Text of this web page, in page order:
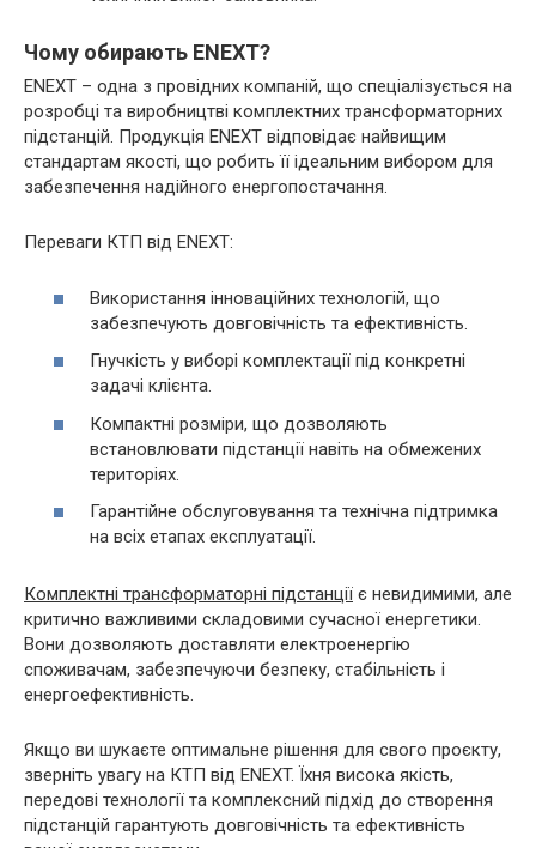
Чому обирають ENEXT?
ENEXT – одна з провідних компаній, що спеціалізується на
розробці та виробництві комплектних трансформаторних
підстанцій. Продукція ENEXT відповідає найвищим
стандартам якості, що робить її ідеальним вибором для
забезпечення надійного енергопостачання.
Переваги КТП від ENEXT:
Використання інноваційних технологій, що
забезпечують довговічність та ефективність.
Гнучкість у виборі комплектації під конкретні
задачі клієнта.
Компактні розміри, що дозволяють
встановлювати підстанції навіть на обмежених
територіях.
Гарантійне обслуговування та технічна підтримка
на всіх етапах експлуатації.
Комплектні трансформаторні підстанції є невидимими, але
критично важливими складовими сучасної енергетики.
Вони дозволяють доставляти електроенергію
споживачам, забезпечуючи безпеку, стабільність і
енергоефективність.
Якщо ви шукаєте оптимальне рішення для свого проєкту,
зверніть увагу на КТП від ENEXT. Їхня висока якість,
передові технології та комплексний підхід до створення
підстанцій гарантують довговічність та ефективність